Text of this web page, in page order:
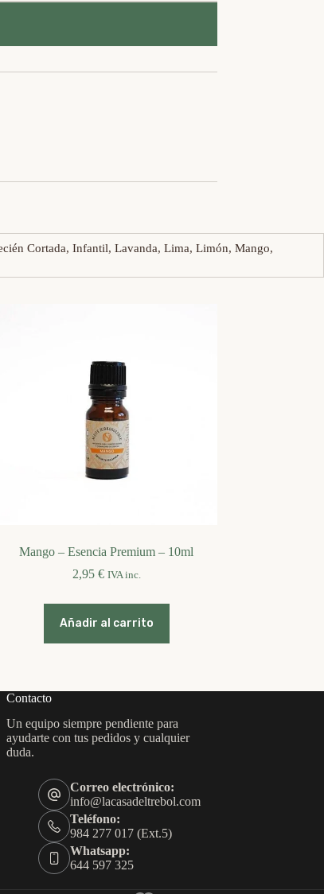
Cortada, Infantil, Lavanda, Lima, Limón, Mango,
Mango – Esencia Premium – 10ml
2,95 € IVA inc.
Añadir al carrito
Contacto
Un equipo siempre pendiente para
ayudarte con tus pedidos y cualquier
duda.
Correo electrónico:
info@lacasadeltrebol.com
Teléfono:
984 277 017 (Ext.5)
Whatsapp:
644 597 325